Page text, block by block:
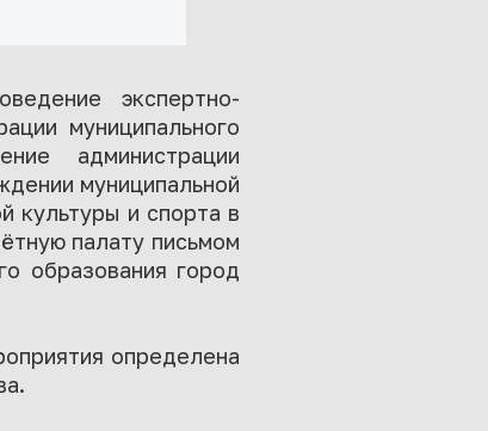
экспертно-
муниципального
администрации
муниципальной
культуры и спорта в
палату письмом
образования город
определена